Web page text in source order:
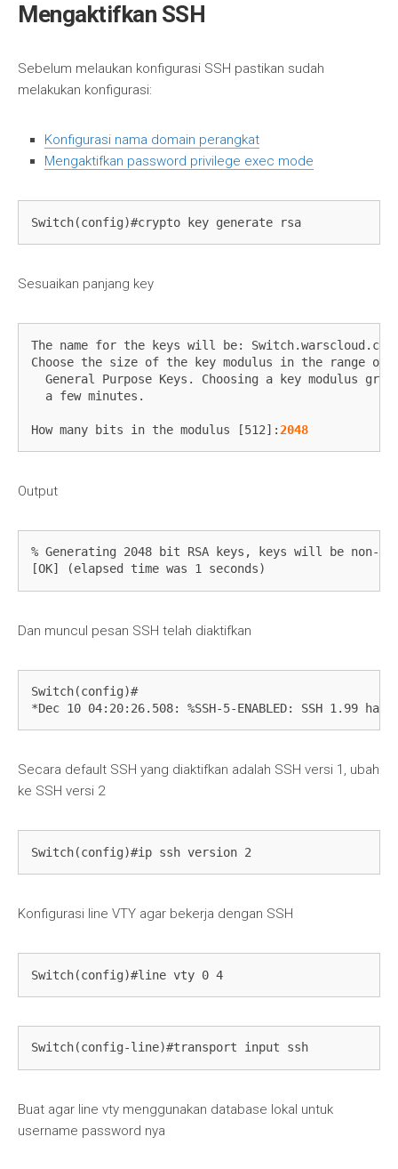
Mengaktifkan SSH
Sebelum melaukan konfigurasi SSH pastikan sudah
melakukan konfigurasi:
Konfigurasi nama domain perangkat
Mengaktifkan password privilege exec mode
Switch(config)#crypto key generate rsa
Sesuaikan panjang key
The name for the keys will be: Switch.warscloud.com
Choose the size of the key modulus in the range of
General Purpose Keys. Choosing a key modulus
  a few minutes.
How many bits in the modulus [512]: 2048
Output
% Generating 2048 bit RSA keys, keys will be non-
[OK] (elapsed time was 1 seconds)
Dan muncul pesan SSH telah diaktifkan
Switch(config)#
*Dec 10 04:20:26.508: %SSH-5-ENABLED: SSH 1.99 has
Secara default SSH yang diaktifkan adalah SSH versi 1, ubah
ke SSH versi 2
Switch(config)#ip ssh version 2
Konfigurasi line VTY agar bekerja dengan SSH
Switch(config)#line vty 0 4
Switch(config-line)#transport input ssh
Buat agar line vty menggunakan database lokal untuk
username password nya